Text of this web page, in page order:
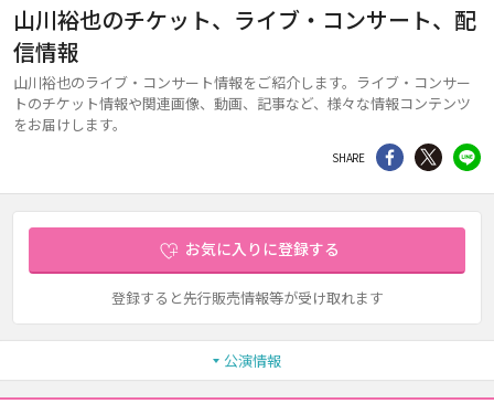
山川裕也のチケット、ライブ・コンサート、配
信情報
山川裕也のライブ・コンサート情報をご紹介します。ライブ・コンサー
トのチケット情報や関連画像、動画、記事など、様々な情報コンテンツ
をお届けします。
SHARE シェア Twitter
お気に入りに登録する
登録すると先行販売情報等が受け取れます
公演情報